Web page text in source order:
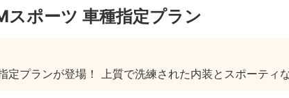
スポーツ 車種指定プラン
プランが登場！ 上質で洗練された内装とスポーティ